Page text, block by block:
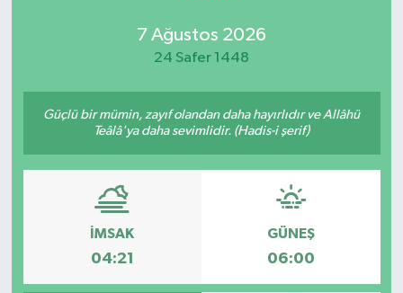
7 Ağustos 2026
24 Safer 1448
Güçlü bir mümin, zayıf olandan daha hayırlıdır ve Allâhü
Teâlâ'ya daha sevimlidir. (Hadis-i şerif)
İMSAK
04:21
GÜNEŞ
06:00